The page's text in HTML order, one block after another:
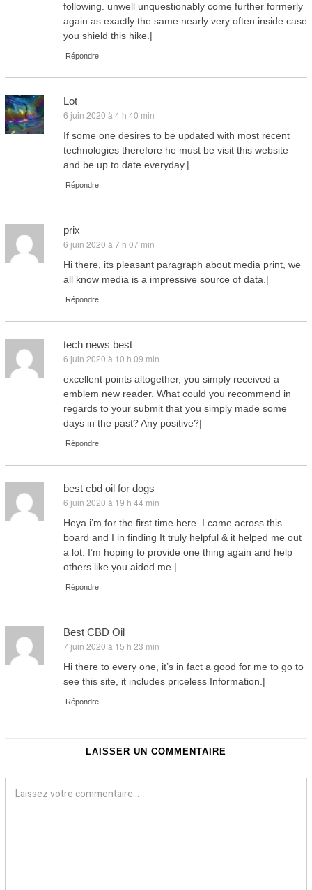
following. unwell unquestionably come further formerly
again as exactly the same nearly very often inside case
you shield this hike.|
Répondre
Lot
dit :
6 juin 2020 à 4 h 40 min
If some one desires to be updated with most recent
technologies therefore he must be visit this website
and be up to date everyday.|
Répondre
prix
dit :
6 juin 2020 à 7 h 07 min
Hi there, its pleasant paragraph about media print, we
all know media is a impressive source of data.|
Répondre
tech news best
dit :
6 juin 2020 à 10 h 09 min
excellent points altogether, you simply received a
emblem new reader. What could you recommend in
regards to your submit that you simply made some
days in the past? Any positive?|
Répondre
best cbd oil for dogs
dit :
6 juin 2020 à 19 h 44 min
Heya i’m for the first time here. I came across this
board and I in finding It truly helpful & it helped me out
a lot. I’m hoping to provide one thing again and help
others like you aided me.|
Répondre
Best CBD Oil
dit :
7 juin 2020 à 15 h 23 min
Hi there to every one, it’s in fact a good for me to go to
see this site, it includes priceless Information.|
Répondre
LAISSER UN COMMENTAIRE